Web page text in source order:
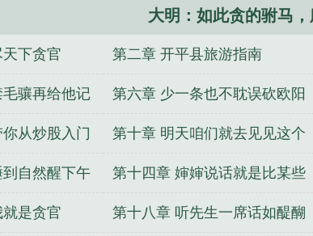
外科教父 从零开始无限进
苟在家族种田成仙 重回年代赶海打猎 身在
重的我压根看不上
大明：如此贪的驸马
下贪官 第二章 开平县旅游指南
骧再给他记 第六章 少一条也不耽误砍欧阳
伦的脑袋
从炒股入门 第十章 明天咱们就去见见这个
欧阳伦
自然醒下午 第十四章 婶婶说话就是比某些
人好听
是贪官 第十八章 听先生一席话如醍醐